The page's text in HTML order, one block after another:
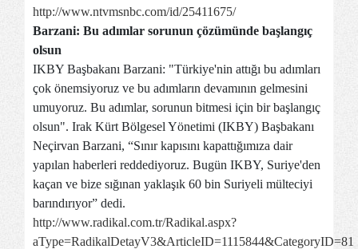
http://www.ntvmsnbc.com/id/25411675/
Barzani: Bu adımlar sorunun çözümünde başlangıç
olsun
IKBY Başbakanı Barzani: "Türkiye'nin attığı bu adımları
çok önemsiyoruz ve bu adımların devamının gelmesini
umuyoruz. Bu adımlar, sorunun bitmesi için bir başlangıç
olsun". Irak Kürt Bölgesel Yönetimi (IKBY) Başbakanı
Neçirvan Barzani, “Sınır kapısını kapattığımıza dair
yapılan haberleri reddediyoruz. Bugün IKBY, Suriye'den
kaçan ve bize sığınan yaklaşık 60 bin Suriyeli mülteciyi
barındırıyor” dedi.
http://www.radikal.com.tr/Radikal.aspx?
aType=RadikalDetayV3&ArticleID=1115844&CategoryID=81